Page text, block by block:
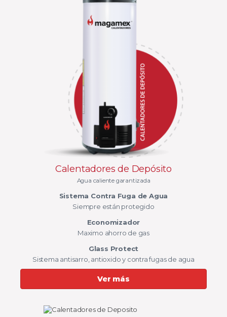
Calentadores de Depósito
Agua caliente garantizada
Sistema Contra Fuga de Agua
Siempre están protegido
Economizador
Maximo ahorro de gas
Glass Protect
Sistema antisarro, antioxido y contra fugas de agua
Ver más